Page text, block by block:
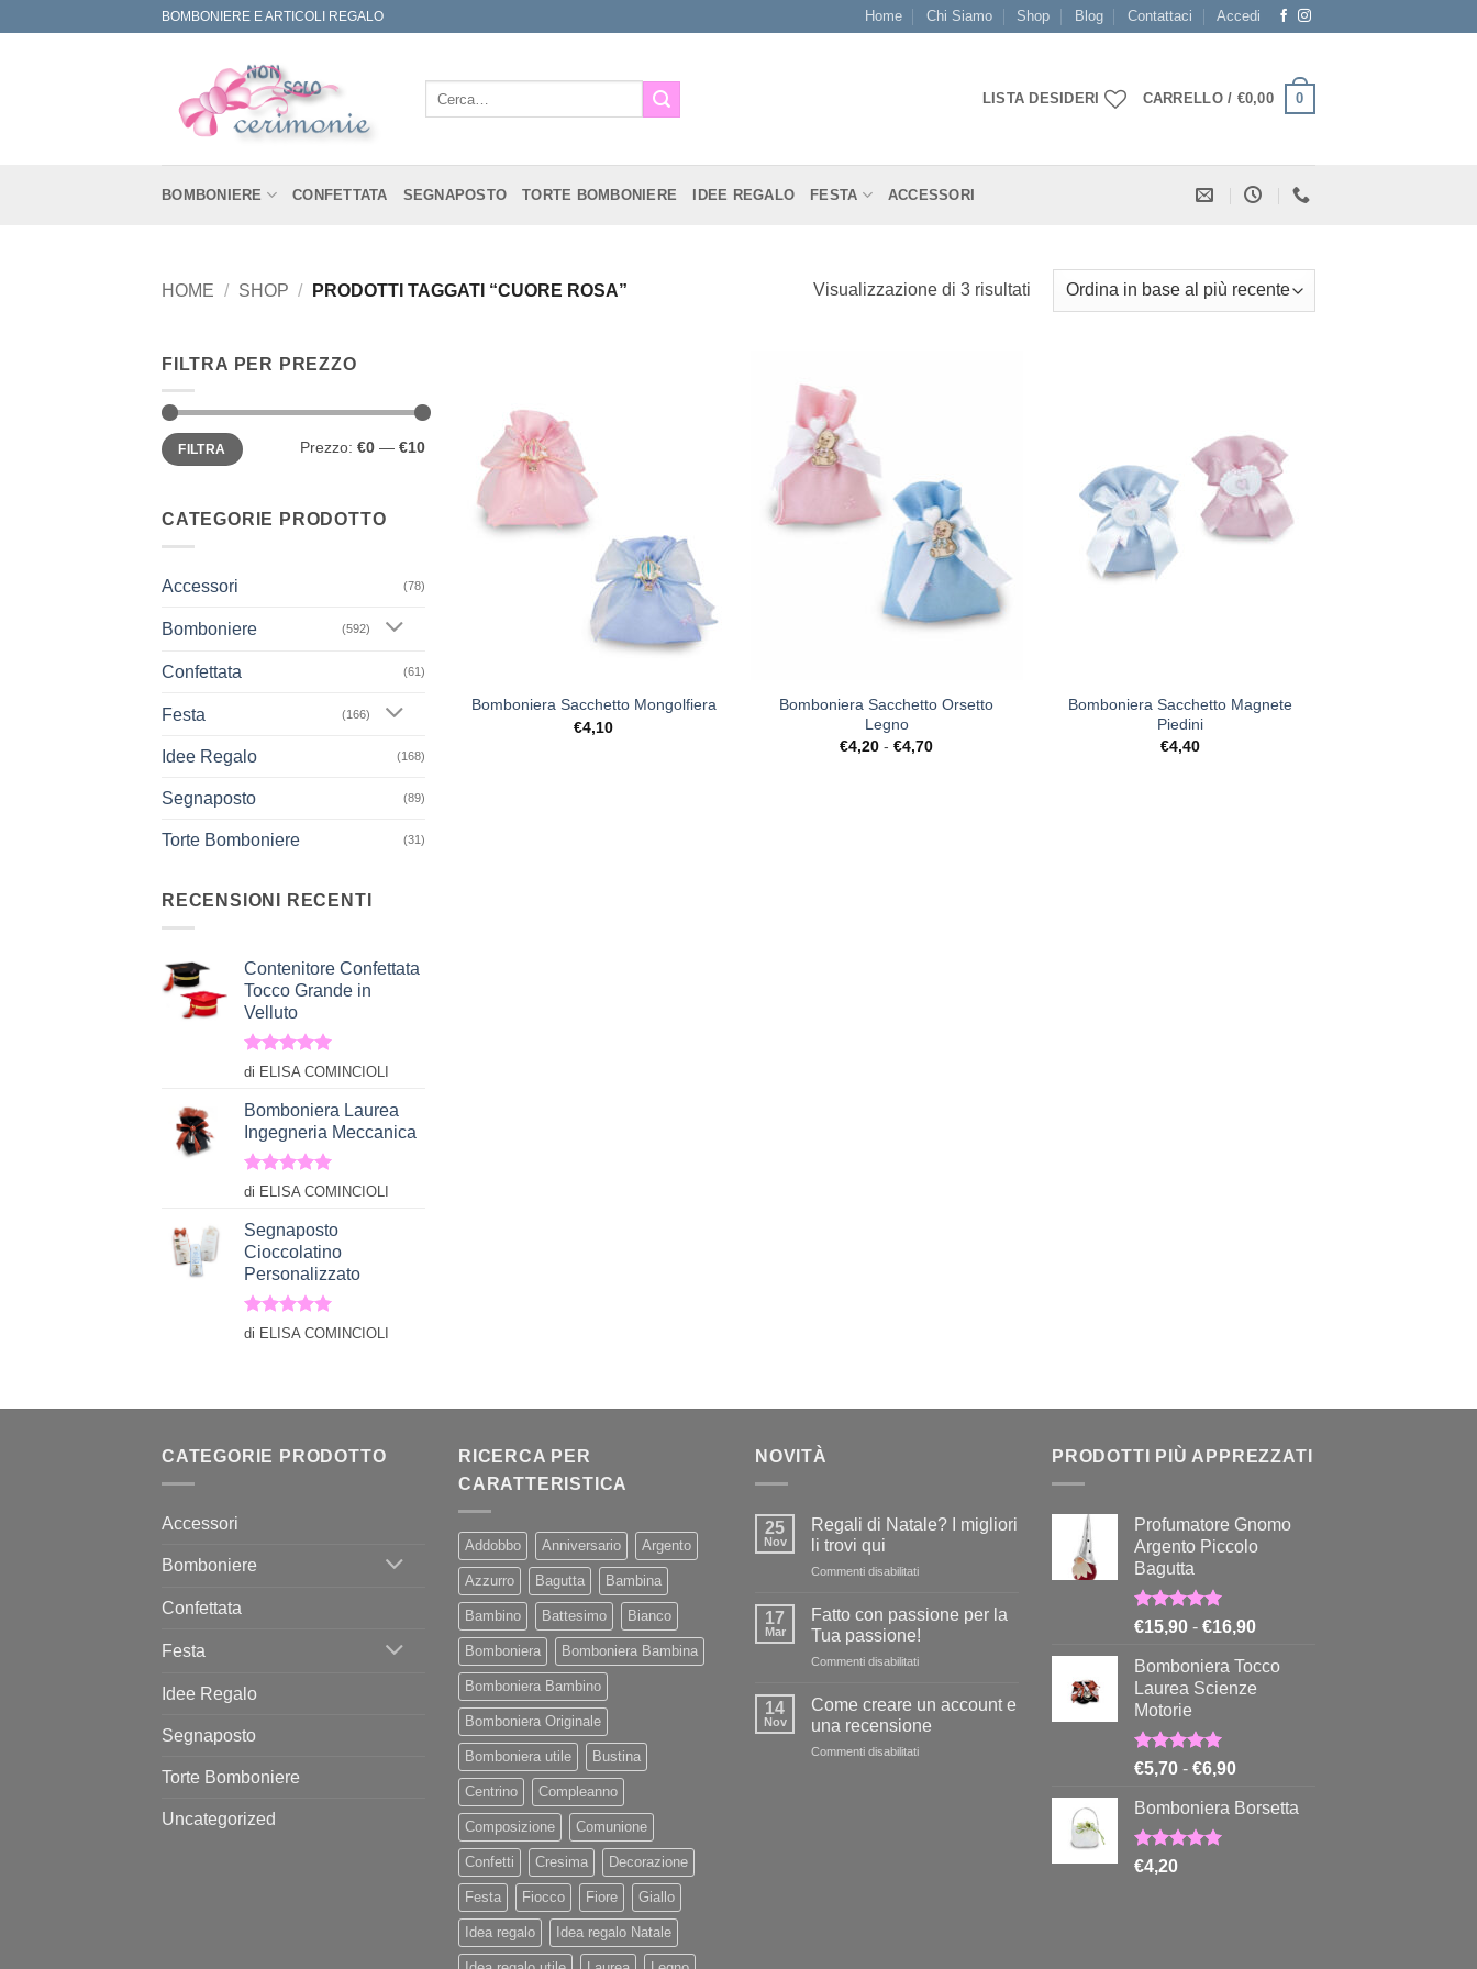
BOMBONIERE E ARTICOLI REGALO Home Chi Siamo Shop Blog Contattaci Accedi
LISTA DESIDERI CARRELLO / €0,00 0
BOMBONIERE CONFETTATA SEGNAPOSTO TORTE BOMBONIERE IDEE REGALO FESTA ACCESSORI
HOME / SHOP / PRODOTTI TAGGATI “CUORE ROSA” Visualizzazione di 3 risultatiOrdina
FILTRA PER PREZZO
Prezzo
Min
Prezzo
MaxFILTRA Prezzo: €0 — €10
CATEGORIE PRODOTTO
Accessori (78)
Bomboniere (592)
Confettata (61)
Festa (166)
Idee Regalo (168)
Segnaposto (89)
Torte Bomboniere (31)
RECENSIONI RECENTI
Contenitore Confettata
Tocco Grande in
Velluto
Valutato5
di ELISA COMINCIOLI
Bomboniera Laurea
Ingegneria Meccanica
Valutato5
di ELISA COMINCIOLI
Segnaposto
Cioccolatino
Personalizzato
Valutato5
di ELISA COMINCIOLI
Bomboniera Sacchetto Mongolfiera
€4,10
Bomboniera Sacchetto Orsetto
Legno
€4,20 - €4,70Fascia
Bomboniera Sacchetto Magnete
Piedini
€4,40
CATEGORIE PRODOTTO
Accessori
Bomboniere
Confettata
Festa
Idee Regalo
Segnaposto
Torte Bomboniere
Uncategorized
RICERCA PER
CARATTERISTICA
Addobbo Anniversario Argento
Azzurro Bagutta Bambina
Bambino Battesimo Bianco
Bomboniera Bomboniera Bambina
Bomboniera Bambino
Bomboniera Originale
Bomboniera utile Bustina
Centrino Compleanno
Composizione Comunione
Confetti Cresima Decorazione
Festa Fiocco Fiore Giallo
Idea regalo Idea regalo Natale
NOVITÀ
25
Nov
Regali di Natale? I migliori
li trovi qui
Commenti disabilitatisu
Natale?
I
migliori
trovi
qui
17
Mar
Fatto con passione per la
Tua passione!
Commenti disabilitatisu
per
la
14
Nov
Come creare un account e
una recensione
Commenti disabilitatisu
PRODOTTI PIÙ APPREZZATI
Profumatore Gnomo
Argento Piccolo
Bagutta
Valutato
su 5
€15,90 - €16,90Fascia
prezzo:
da
Bomboniera Tocco
Laurea Scienze
Motorie
Valutato
5.00
€5,70 - €6,90Fascia
prezzo:
Bomboniera Borsetta
Valutato
5.00
€4,20